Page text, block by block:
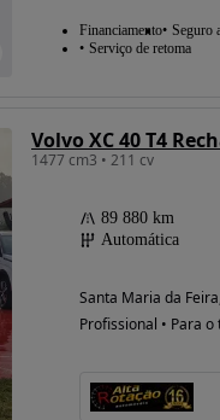
Financiamento Seguro
Serviço de retoma
Volvo XC 40 T4
1477 cm3 • 211 cv
89 880 km
Automática
Santa Maria da
Profissional • Para o